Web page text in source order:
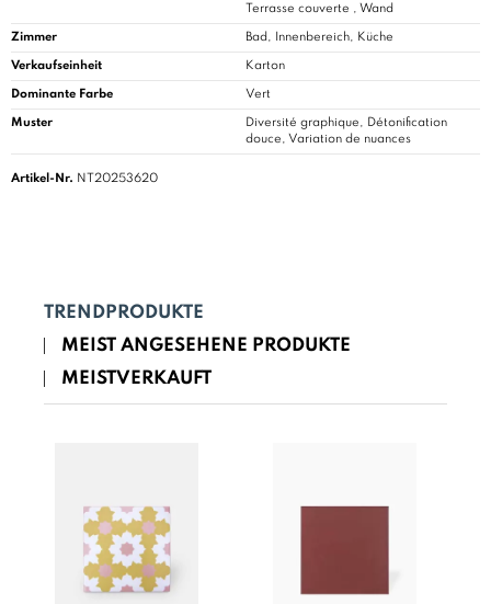
Terrasse couverte , Wand
Zimmer Bad, Innenbereich, Küche
Verkaufseinheit Karton
Dominante Farbe Vert
Muster
Diversité graphique, Détonification
douce, Variation de nuances
Artikel-Nr. NT20253620
TRENDPRODUKTE
MEIST ANGESEHENE PRODUKTE
MEISTVERKAUFT